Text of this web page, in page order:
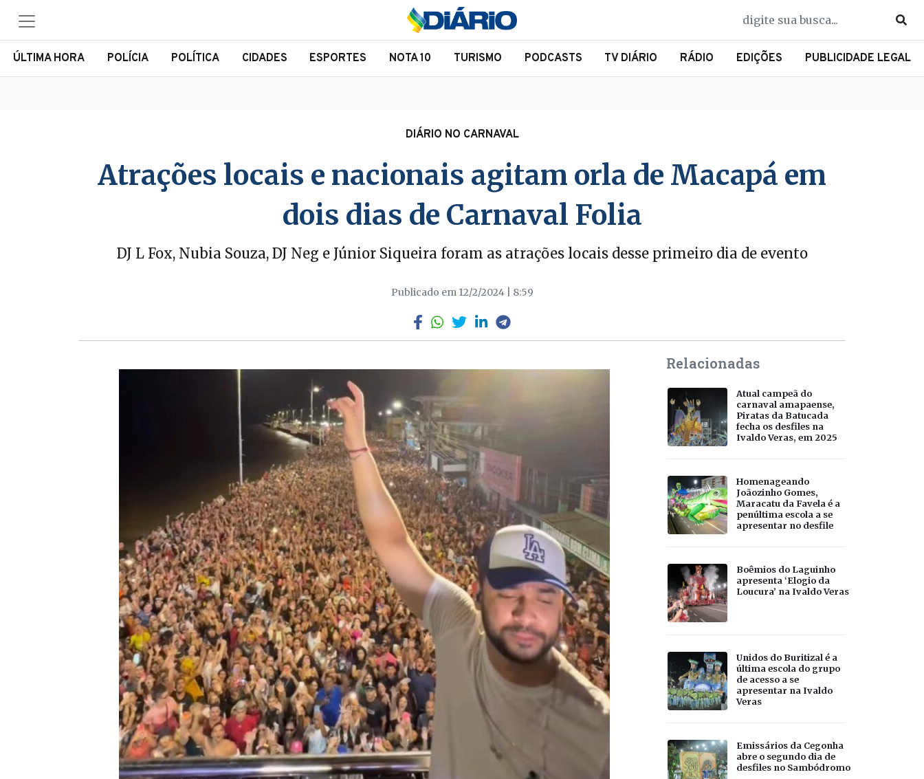
ÚLTIMA HORA POLÍCIA POLÍTICA CIDADES ESPORTES NOTA 10 TURISMO PODCASTS TV DIÁRIO RÁDIO EDIÇÕES PUBLICIDADE LEGAL
DIÁRIO NO CARNAVAL
Atrações locais e nacionais agitam orla de Macapá em
dois dias de Carnaval Folia
DJ L Fox, Nubia Souza, DJ Neg e Júnior Siqueira foram as atrações locais desse primeiro dia de evento
Publicado em 12/2/2024 | 8:59
Relacionadas
Atual campeã do
carnaval amapaense,
Piratas da Batucada
fecha os desfiles na
Ivaldo Veras, em 2025
Homenageando
Joãozinho Gomes,
Maracatu da Favela é a
penúltima escola a se
apresentar no desfile
Boêmios do Laguinho
apresenta ‘Elogio da
Loucura’ na Ivaldo Veras
Unidos do Buritizal é a
última escola do grupo
de acesso a se
apresentar na Ivaldo
Veras
Emissários da Cegonha
abre o segundo dia de
desfiles no Sambódromo